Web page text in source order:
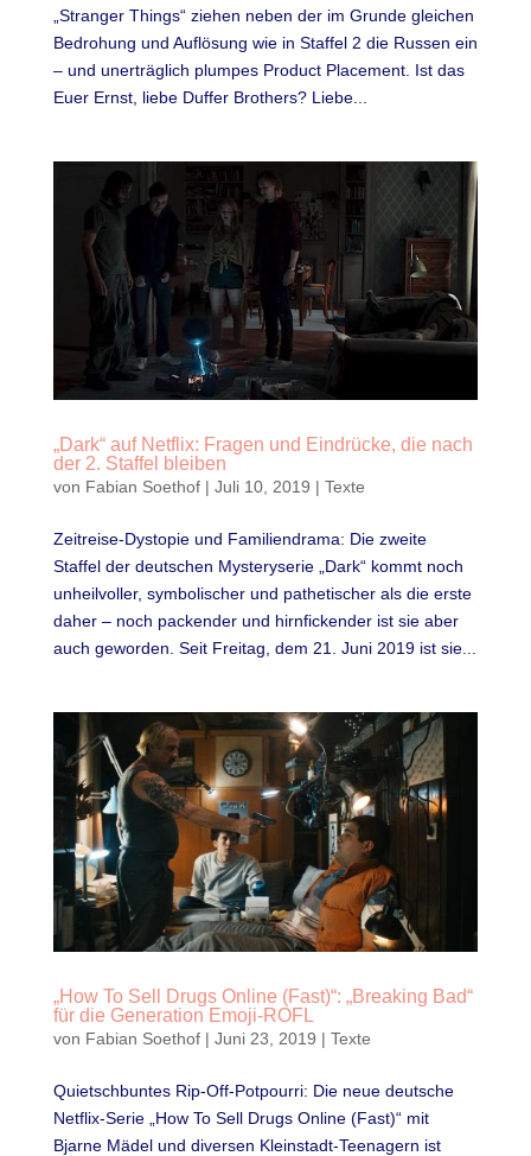
„Stranger Things“ ziehen neben der im Grunde gleichen
Bedrohung und Auflösung wie in Staffel 2 die Russen ein
– und unerträglich plumpes Product Placement. Ist das
Euer Ernst, liebe Duffer Brothers? Liebe...
„Dark“ auf Netflix: Fragen und Eindrücke, die nach
der 2. Staffel bleiben
von Fabian Soethof| Juli 10, 2019 | Texte
Zeitreise-Dystopie und Familiendrama: Die zweite
Staffel der deutschen Mysteryserie „Dark“ kommt noch
unheilvoller, symbolischer und pathetischer als die erste
daher – noch packender und hirnfickender ist sie aber
auch geworden. Seit Freitag, dem 21. Juni 2019 ist sie...
„How To Sell Drugs Online (Fast)“: „Breaking Bad“
für die Generation Emoji-ROFL
von Fabian Soethof| Juni 23, 2019 | Texte
Quietschbuntes Rip-Off-Potpourri: Die neue deutsche
Netflix-Serie „How To Sell Drugs Online (Fast)“ mit
Bjarne Mädel und diversen Kleinstadt-Teenagern ist